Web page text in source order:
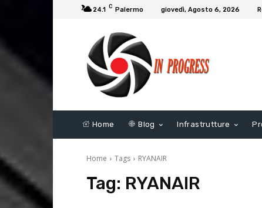
24.1 C Palermo giovedì, Agosto 6, 2026
Home Blog Infrastrutture
Home Tags RYANAIR
Tag: RYANAIR